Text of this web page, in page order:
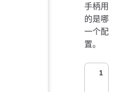
手柄用
的是哪
一个配
置。
1